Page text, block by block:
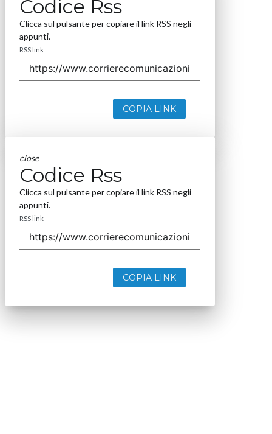
Codice Rss
Clicca sul pulsante per copiare il link RSS negli
appunti.
RSS link
COPIA LINK
close
Codice Rss
Clicca sul pulsante per copiare il link RSS negli
appunti.
RSS link
COPIA LINK